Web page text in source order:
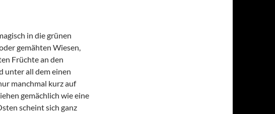
in die grünen
gemähten Wiesen,
Früchte an den
unter all dem einen
manchmal kurz auf
gemächlich wie eine
scheint sich ganz